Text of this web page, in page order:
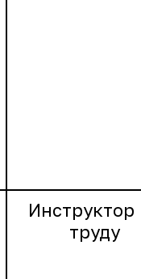
Инструктор
труду